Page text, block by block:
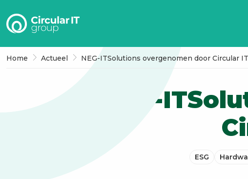
Circular
IT
group
–
Home Actueel NEG-ITSolutions overgenomen door Circular
NEG-
ESG